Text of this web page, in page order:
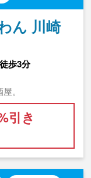
ん 川崎
歩3分
。
引き